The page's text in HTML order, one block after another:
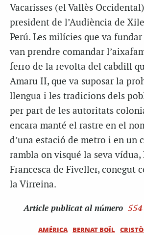
Vacarisses (el Vallès
president de l’Audiència de
Perú. Les milícies que va
van prendre comandar
ferro de la revolta del cabdill
Amaru II, que va suposar la
llengua i les tradicions dels
per part de les autoritats
encara manté el rastre en el
d’una estació de metro i en un
rambla on visqué la seva vídua,
Francesca de Fiveller, conegut
la Virreina.
Article publicat al número 554
AMÉRICA BERNAT BOÏL